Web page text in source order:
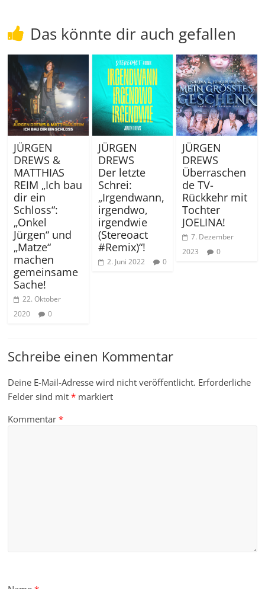
Das könnte dir auch gefallen
JÜRGEN
DREWS &
MATTHIAS
REIM „Ich bau
dir ein
Schloss“:
„Onkel
Jürgen“ und
„Matze“
machen
gemeinsame
Sache!
22. Oktober
2020
0
JÜRGEN
DREWS
Der letzte
Schrei:
„Irgendwann,
irgendwo,
irgendwie
(Stereoact
#Remix)“!
2. Juni 2022 0
JÜRGEN
DREWS
Überraschen
de TV-
Rückkehr mit
Tochter
JOELINA!
7. Dezember
2023
0
Schreibe einen Kommentar
Deine E-Mail-Adresse wird nicht veröffentlicht. Erforderliche
Felder sind mit* markiert
Kommentar*